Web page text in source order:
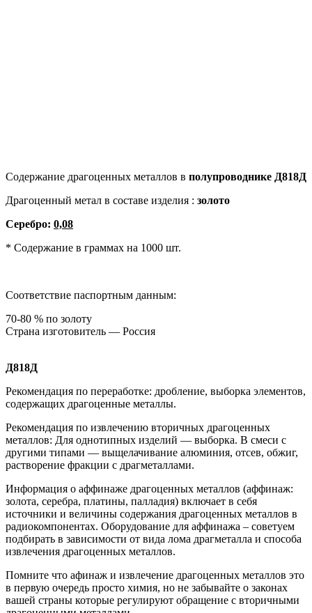
Содержание драгоценных металлов в полупроводнике Д818Д
Драгоценный метал в составе изделия : золото
Серебро: 0,08
* Содержание в граммах на 1000 шт.
Соответствие паспортным данным:
70-80 % по золоту
Страна изготовитель — Россия
Д818Д
Рекомендация по переработке: дробление, выборка элементов,
содержащих драгоценные металлы.
Рекомендация по извлечению вторичных драгоценных
металлов: Для однотипных изделий — выборка. В смеси с
другими типами — выщелачивание алюминия, отсев, обжиг,
растворение фракции с драгметаллами.
Информация о аффинаже драгоценных металлов (аффинаж:
золота, серебра, платины, палладия) включает в себя
источники и величины содержания драгоценных металлов в
радиокомпонентах. Оборудование для аффинажа – советуем
подбирать в зависимости от вида лома драгметалла и способа
извлечения драгоценных металлов.
Помните что афинаж и извлечение драгоценных металлов это
в первую очередь просто химия, но не забывайте о законах
вашей страны которые регулируют обращение с вторичными